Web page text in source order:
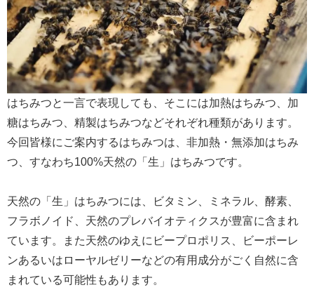
はちみつと一言で表現しても、そこには加熱はちみつ、加
糖はちみつ、精製はちみつなどそれぞれ種類があります。
今回皆様にご案内するはちみつは、非加熱・無添加はちみ
つ、すなわち100%天然の「生」はちみつです。
天然の「生」はちみつには、ビタミン、ミネラル、酵素、
フラボノイド、天然のプレバイオティクスが豊富に含まれ
ています。また天然のゆえにビープロポリス、ビーポーレ
ンあるいはローヤルゼリーなどの有用成分がごく自然に含
まれている可能性もあります。